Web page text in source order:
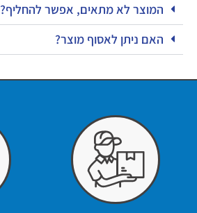
המוצר לא מתאים, אפשר להחליף?
האם ניתן לאסוף מוצר?